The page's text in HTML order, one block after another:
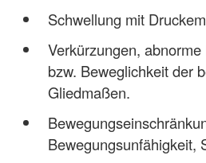
Schwellung mit
Verkürzungen, abnorme
bzw. Beweglichkeit der
Gliedmaßen.
Bewegungsunfähigkeit,